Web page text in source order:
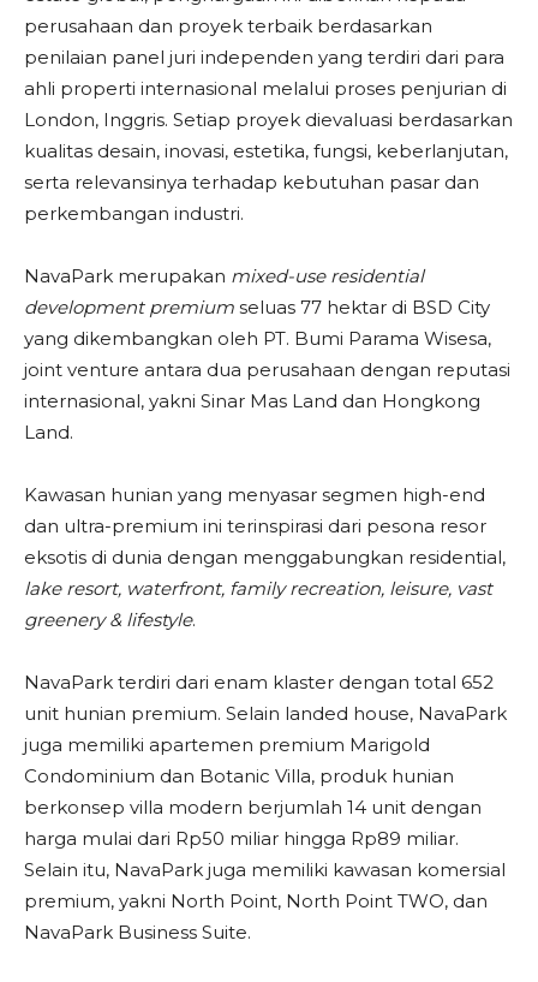
perusahaan dan proyek terbaik berdasarkan
penilaian panel juri independen yang terdiri dari para
ahli properti internasional melalui proses penjurian di
London, Inggris. Setiap proyek dievaluasi berdasarkan
kualitas desain, inovasi, estetika, fungsi, keberlanjutan,
serta relevansinya terhadap kebutuhan pasar dan
perkembangan industri.
NavaPark merupakan mixed-use residential
development premium seluas 77 hektar di BSD City
yang dikembangkan oleh PT. Bumi Parama Wisesa,
joint venture antara dua perusahaan dengan reputasi
internasional, yakni Sinar Mas Land dan Hongkong
Land.
Kawasan hunian yang menyasar segmen high-end
dan ultra-premium ini terinspirasi dari pesona resor
eksotis di dunia dengan menggabungkan residential,
lake resort, waterfront, family recreation, leisure, vast
greenery & lifestyle.
NavaPark terdiri dari enam klaster dengan total 652
unit hunian premium. Selain landed house, NavaPark
juga memiliki apartemen premium Marigold
Condominium dan Botanic Villa, produk hunian
berkonsep villa modern berjumlah 14 unit dengan
harga mulai dari Rp50 miliar hingga Rp89 miliar.
Selain itu, NavaPark juga memiliki kawasan komersial
premium, yakni North Point, North Point TWO, dan
NavaPark Business Suite.